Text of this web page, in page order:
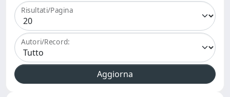
Risultati/Pagina
Autori/Record: